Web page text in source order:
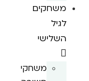
משחקים
לגיל
השלישי
משחקי